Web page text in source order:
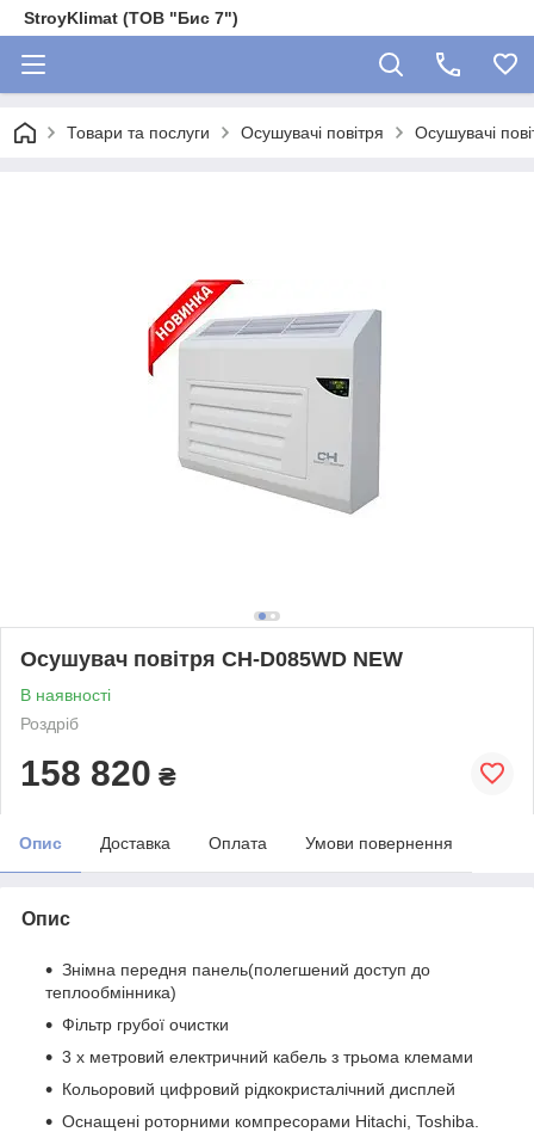
StroyKlimat (ТОВ "Бис 7")
Товари та послуги Осушувачі повітря Осушувачі
Осушувач повітря CH-D085WD NEW
В наявності
Роздріб
158 820 ₴
Опис Доставка Оплата Умови повернення
Опис
Знімна передня панель(полегшений доступ до
теплообмінника)
Фільтр грубої очистки
3 х метровий електричний кабель з трьома клемами
Кольоровий цифровий рідкокристалічний дисплей
Оснащені роторними компресорами Hitachi, Toshiba.